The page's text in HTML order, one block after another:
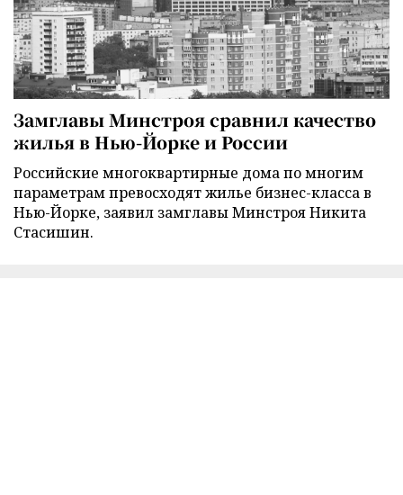
Замглавы Минстроя сравнил качество
жилья в Нью-Йорке и России
Российские многоквартирные дома по многим
параметрам превосходят жилье бизнес-класса в
Нью-Йорке, заявил замглавы Минстроя Никита
Стасишин.